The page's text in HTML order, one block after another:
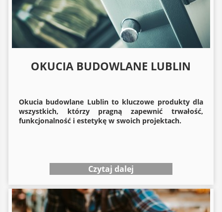
OKUCIA BUDOWLANE LUBLIN
Okucia budowlane Lublin to kluczowe produkty dla
wszystkich, którzy pragną zapewnić trwałość,
funkcjonalność i estetykę w swoich projektach.
Czytaj dalej